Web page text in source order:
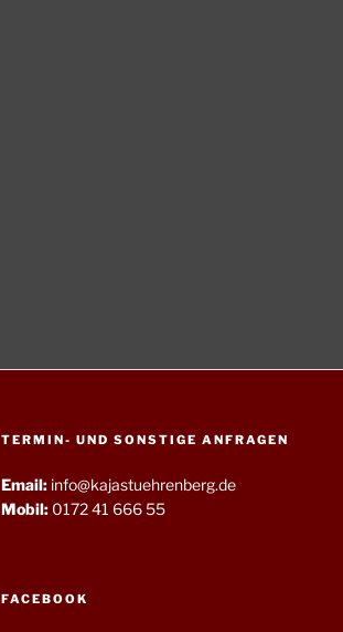
TERMIN- UND SONSTIGE ANFRAGEN
Email: info@kajastuehrenberg.de
Mobil: 0172 41 666 55
FACEBOOK